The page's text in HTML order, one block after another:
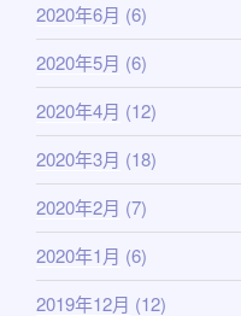
2020年6月 (6)
2020年5月 (6)
2020年4月 (12)
2020年3月 (18)
2020年2月 (7)
2020年1月 (6)
2019年12月 (12)